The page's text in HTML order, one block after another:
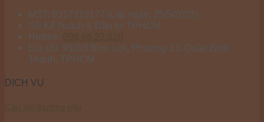
MST: 0317310177 (cấp ngày: 25/5/2022)
Sở Kế hoạch & Đầu tư TPHCM
Hotline:
Địa chỉ: 95/2/3 Bình Lợi, Phường 13, Quận Bình
Thạnh, TPHCM
DỊCH VỤ